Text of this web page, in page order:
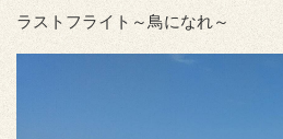
ラストフライト～鳥になれ～